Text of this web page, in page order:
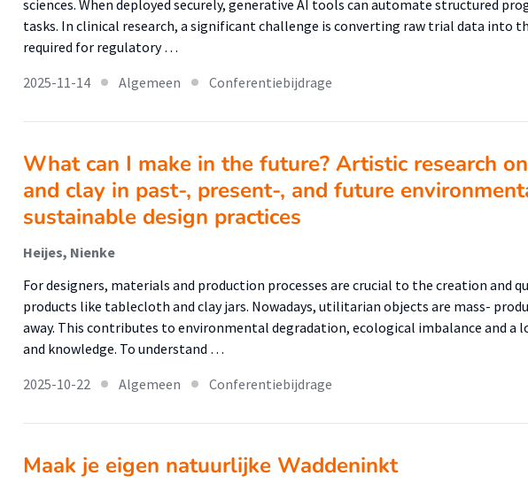
sciences. When deployed securely, generative AI tools can automate structured
tasks. In clinical research, a significant challenge is converting raw trial data into
required for regulatory …
2025-11-14
Algemeen Conferentiebijdrage
What can I make in the future? Artistic research
and clay in past-, present-, and future
sustainable design practices
Heijes, Nienke
For designers, materials and production processes are crucial to the creation and
products like tablecloth and clay jars. Nowadays, utilitarian objects are mass-
away. This contributes to environmental degradation, ecological imbalance and a
and knowledge. To understand …
2025-10-22
Algemeen Conferentiebijdrage
Maak je eigen natuurlijke Waddeninkt